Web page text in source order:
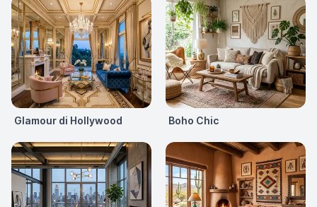
Glamour di Hollywood Boho Chic